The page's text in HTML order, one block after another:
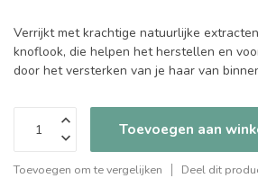
Verrijkt met krachtige natuurlijke
knoflook, die helpen het herstellen en
door het versterken van je haar van
Toevoegen aan
Toevoegen om te vergelijken Deel dit